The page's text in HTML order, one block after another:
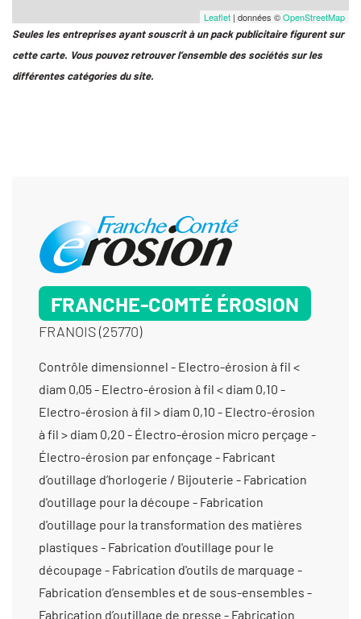
Leaflet | données ©OpenStreetMap
Seules les entreprises ayant souscrit à un pack publicitaire figurent sur
cette carte. Vous pouvez retrouver l’ensemble des sociétés sur les
différentes catégories du site.
FRANCHE-COMTÉ ÉROSION
FRANOIS (25770)
Contrôle dimensionnel - Electro-érosion à fil < diam 0,05 - Electro-érosion à fil < diam 0,10 - Electro-érosion à fil > diam 0,10 - Electro-érosion à fil > diam 0,20 - Électro-érosion micro perçage - Électro-érosion par enfonçage - Fabricant d’outillage d’horlogerie / Bijouterie - Fabrication d'outillage pour la découpe - Fabrication d'outillage pour la transformation des matières plastiques - Fabrication d'outillage pour le découpage - Fabrication d'outils de marquage - Fabrication d’ensembles et de sous-ensembles - Fabrication d’outillage de presse - Fabrication d’outillage pour l’injection plastique - Fabrication de dispositifs médicaux non implantables - Fraisage proto - Fraisage série - Gravure - Gravure mécanique - Laser (gravure et marquage) - Micro-assemblage - Micro-usinage - Montage d’usinages - Prototypes (dispositifs médicaux) - Prototypes (fabrication) - Prototypes (tous métaux) - Usinage / 3 axes /petite série (de 10 à 1000 pièces) < 350 cm3 - Usinage / 3 axes /prototype et unitaire (< 10 pièces) < 350 cm3 - Usinage / 4 axes / moyenne série (de 1001 à 10 000 pièces) < 350 cm3 - Usinage / 4 axes /grande série (>10 000 pièces) < 350 cm3 - Usinage / 4 axes /petite série (de 10 à 1000 pièces) < 350 cm3 - Usinage / 4 axes /prototype et unitaire (< 10 pièces) < 350 cm3 - Usinage / 5 axes / moyenne série (de 1001 à 10 000 pièces) < 350 cm3 - Usinage / 5 axes /grande série (>10 000 pièces) < 350 cm3 - Usinage / 5 axes /petite série (de 10 à 1000 pièces) < 350 cm3 - Usinage / 5 axes /prototype et unitaire (< 10 pièces) < 350 cm3 -